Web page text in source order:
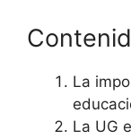
La
La UG